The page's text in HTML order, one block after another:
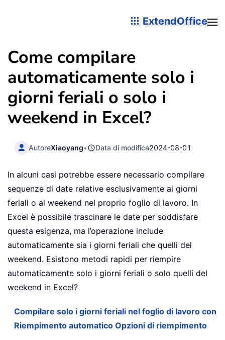
ExtendOffice
Come compilare
automaticamente solo i
giorni feriali o solo i
weekend in Excel?
AutoreXiaoyang• Data di modifica2024-08-01
In alcuni casi potrebbe essere necessario compilare
sequenze di date relative esclusivamente ai giorni
feriali o al weekend nel proprio foglio di lavoro. In
Excel è possibile trascinare le date per soddisfare
questa esigenza, ma l’operazione include
automaticamente sia i giorni feriali che quelli del
weekend. Esistono metodi rapidi per riempire
automaticamente solo i giorni feriali o solo quelli del
weekend in Excel?
Compilare solo i giorni feriali nel foglio di lavoro con
Riempimento automatico Opzioni di riempimento